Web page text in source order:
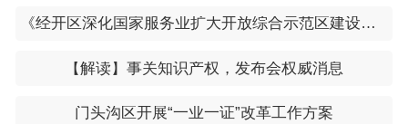
《经开区深化国家服务业扩大开放综合示范区建设工作方案》
【解读】事关知识产权，发布会权威消息
门头沟区开展“一业一证”改革工作方案